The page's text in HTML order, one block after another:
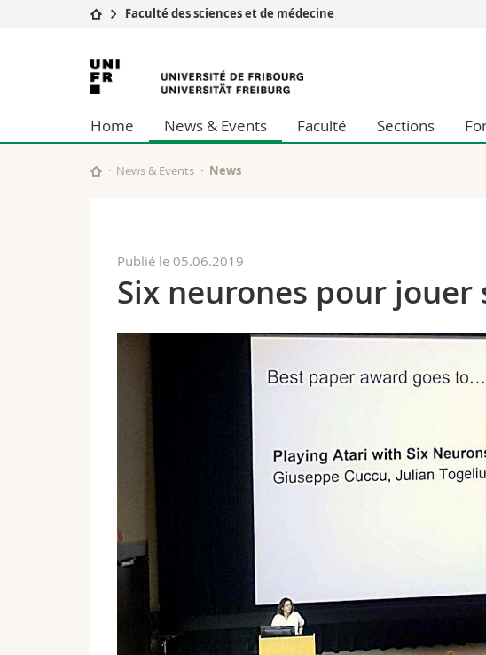
Université
Recherche
Université
Formation continue
Sciences économiques
Lettres et sciences
Faculté des sciences et de médecine
Université
de
Fribourg
Home News & Events Faculté Sections
News & Events News
Publié le 05.06.2019
Six neurones pour jouer